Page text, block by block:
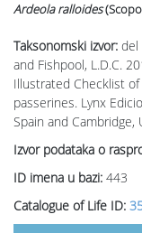
Taksonomski izvor: del
and Fishpool, L.D.C.
Illustrated Checklist
passerines. Lynx
Spain and Cambridge,
Izvor podataka o
ID imena u bazi: 443
Catalogue of Life ID:
Ardeola ralloides